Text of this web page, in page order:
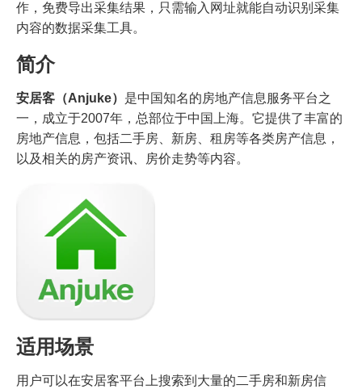
作，免费导出采集结果，只需输入网址就能自动识别采集
内容的数据采集工具。
简介
安居客（Anjuke） 是中国知名的房地产信息服务平台之
一，成立于2007年，总部位于中国上海。它提供了丰富的
房地产信息，包括二手房、新房、租房等各类房产信息，
以及相关的房产资讯、房价走势等内容。
适用场景
用户可以在安居客平台上搜索到大量的二手房和新房信